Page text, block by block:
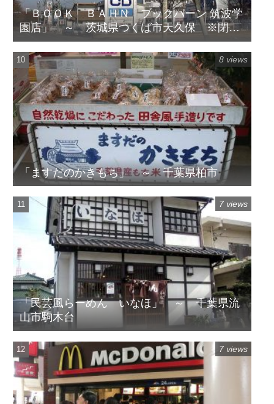
「ＢＯＯＫ ＢＡＨＮ ブックバーン 筑波学
園店」 ～ 茨城県つくば市天久保 ※閉店
してます
「ますだのかきもち」 ～ 千葉県柏市
8 views
「民芸風らーめん いなほ」 ～ 千葉県流
山市駒木台
7 views
7 views